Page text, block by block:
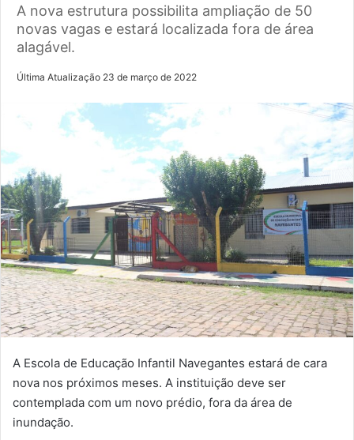
A nova estrutura possibilita ampliação de 50
novas vagas e estará localizada fora de área
alagável.
Última Atualização 23 de março de 2022
A Escola de Educação Infantil Navegantes estará de cara
nova nos próximos meses. A instituição deve ser
contemplada com um novo prédio, fora da área de
inundação.